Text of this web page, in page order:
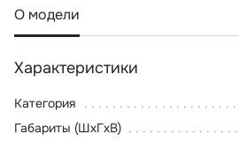
О модели
Характеристики
Категория
Габариты (ШхГхВ)